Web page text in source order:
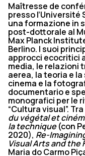
Maîtresse de
presso l’Université
una formazione in
post-dottorale al
Max Planck
Berlino. I suoi
approcci ecocritici
media, le relazioni
aerea, la teoria e
cinema e la
documentario e
monografici per le
“Cultura visual”.
du végétal et
la technique(con
2020), Re-
Visual Arts and the
Maria do Carmo